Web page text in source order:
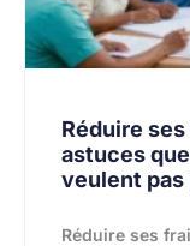
Réduire
astuces
veulent pas
Réduire ses